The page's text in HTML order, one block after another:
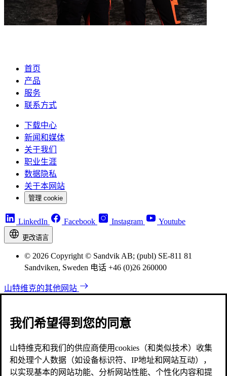
首页
产品
服务
联系方式
下载中心
新闻和媒体
关于我们
职业生涯
数据隐私
关于本网站
管理 cookie
LinkedIn Facebook Instagram Youtube
更改语言
© 2026 Copyright © Sandvik AB; (publ) SE-811 81
Sandviken, Sweden 电话 +46 (0)26 260000
山特维克的其他网站
我们希望得到您的同意
山特维克和我们的供应商使用cookies（和类似技术）收集
和处理个人数据（如设备标识符、IP地址和网站互动），
以实现基本的网站功能、分析网站性能、个性化内容和提